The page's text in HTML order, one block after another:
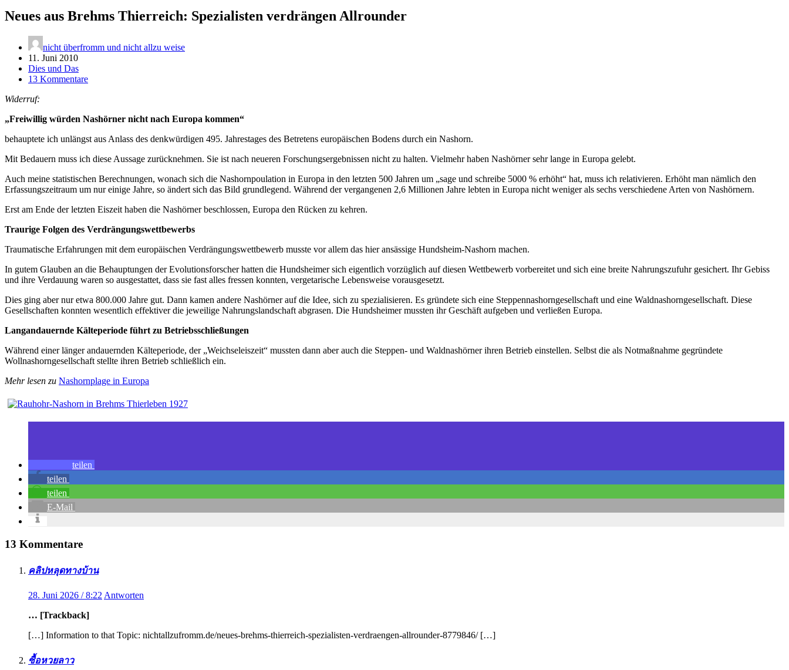
Neues aus Brehms Thierreich: Spezialisten verdrängen Allrounder
nicht überfromm und nicht allzu weise
11. Juni 2010
Dies und Das
13 Kommentare
Widerruf:
„Freiwillig würden Nashörner nicht nach Europa kommen“
behauptete ich unlängst aus Anlass des denkwürdigen 495. Jahrestages des Betretens europäischen Bodens durch ein Nashorn.
Mit Bedauern muss ich diese Aussage zurücknehmen. Sie ist nach neueren Forschungsergebnissen nicht zu halten. Vielmehr haben Nashörner sehr lange in Europa gelebt.
Auch meine statistischen Berechnungen, wonach sich die Nashornpoulation in Europa in den letzten 500 Jahren um „sage und schreibe 5000 % erhöht“ hat, muss ich relativieren. Erhöht man nämlich den
Erfassungszeitraum um nur einige Jahre, so ändert sich das Bild grundlegend. Während der vergangenen 2,6 Millionen Jahre lebten in Europa nicht weniger als sechs verschiedene Arten von Nashörnern.
Erst am Ende der letzten Eiszeit haben die Nashörner beschlossen, Europa den Rücken zu kehren.
Traurige Folgen des Verdrängungswettbewerbs
Traumatische Erfahrungen mit dem europäischen Verdrängungswettbewerb musste vor allem das hier ansässige Hundsheim-Nashorn machen.
In gutem Glauben an die Behauptungen der Evolutionsforscher hatten die Hundsheimer sich eigentlich vorzüglich auf diesen Wettbewerb vorbereitet und sich eine breite Nahrungszufuhr gesichert. Ihr Gebiss
und ihre Verdauung waren so ausgestattet, dass sie fast alles fressen konnten, vergetarische Lebensweise vorausgesetzt.
Dies ging aber nur etwa 800.000 Jahre gut. Dann kamen andere Nashörner auf die Idee, sich zu spezialisieren. Es gründete sich eine Steppennashorngesellschaft und eine Waldnashorngesellschaft. Diese
Gesellschaften konnten wesentlich effektiver die jeweilige Nahrungslandschaft abgrasen. Die Hundsheimer mussten ihr Geschäft aufgeben und verließen Europa.
Langandauernde Kälteperiode führt zu Betriebsschließungen
Während einer länger andauernden Kälteperiode, der „Weichseleiszeit“ mussten dann aber auch die Steppen- und Waldnashörner ihren Betrieb einstellen. Selbst die als Notmaßnahme gegründete
Wollnashorngesellschaft stellte ihren Betrieb schließlich ein.
Mehr lesen zu Nashornplage in Europa
teilen
teilen
teilen
E-Mail
13 Kommentare
คลิปหลุดทางบ้าน
28. Juni 2026 / 8:22 Antworten
… [Trackback]
[…] Information to that Topic: nichtallzufromm.de/neues-brehms-thierreich-spezialisten-verdraengen-allrounder-8779846/ […]
ซื้อหวยลาว